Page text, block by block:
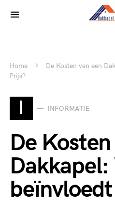
Home
De Kosten van een
Prijs?
I INFORMATIE
De